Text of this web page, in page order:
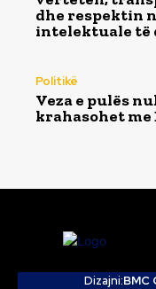
dhe respektin
intelektuale të
Politikë
Veza e pulës
krahasohet
Dizajni:BMC